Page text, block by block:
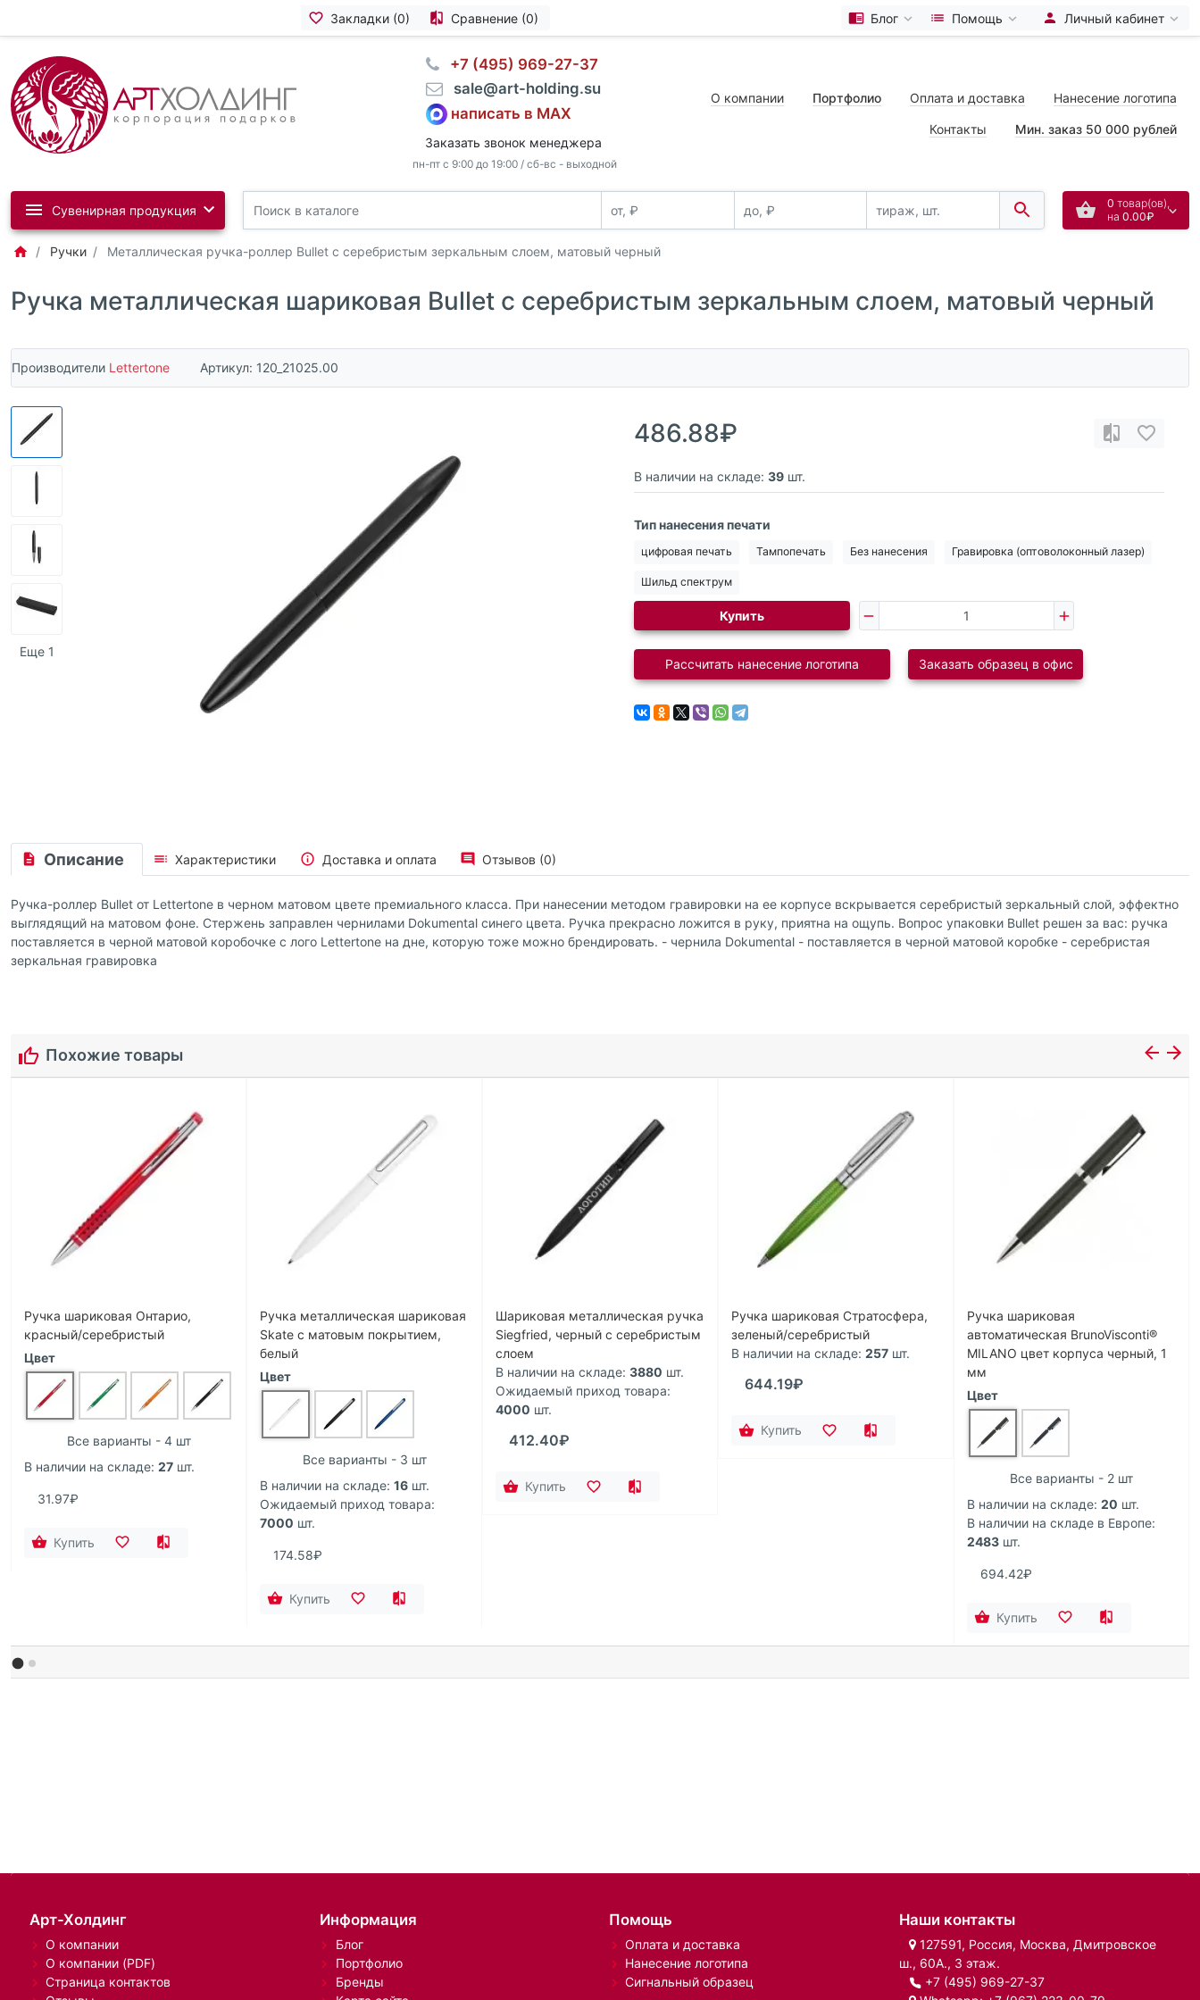
Закладки (0) Сравнение (0) Блог Помощь Личный кабинет
⠀+7 (495) 969-27-37
⠀sale@art-holding.su
написать в MAX
Заказать звонок менеджера
пн-пт с 9:00 до 19:00 / сб-вс - выходной
О компании Портфолио Оплата и доставка Нанесение логотипа
Контакты Мин. заказ 50 000 рублей
0 товар(ов),
на 0.00₽
Сувенирная продукция
Ручки Металлическая ручка-роллер Bullet с серебристым зеркальным слоем, матовый черный
Ручка металлическая шариковая Bullet с серебристым зеркальным слоем, матовый черный
Производители Lettertone Артикул: 120_21025.00
Еще 1
486.88₽
В наличии на складе: 39 шт.
Тип нанесения печати
цифровая печать Тампопечать Без нанесения Гравировка (оптоволоконный лазер)
Шильд спектрум
Купить
Рассчитать нанесение логотипа Заказать образец в офис
Описание Характеристики Доставка и оплата Отзывов (0)
Ручка-роллер Bullet от Lettertone в черном матовом цвете премиального класса. При нанесении методом гравировки на ее корпусе вскрывается серебристый зеркальный слой, эффектно
выглядящий на матовом фоне. Стержень заправлен чернилами Dokumental синего цвета. Ручка прекрасно ложится в руку, приятна на ощупь. Вопрос упаковки Bullet решен за вас: ручка
поставляется в черной матовой коробочке с лого Lettertone на дне, которую тоже можно брендировать. - чернила Dokumental - поставляется в черной матовой коробке - серебристая
зеркальная гравировка
Похожие товары
Ручка шариковая Онтарио,
красный/серебристый
Цвет
Все варианты - 4 шт
В наличии на складе: 27 шт.
31.97₽
Купить
Ручка металлическая шариковая
Skate с матовым покрытием,
белый
Цвет
Все варианты - 3 шт
В наличии на складе: 16 шт.
Ожидаемый приход товара:
7000 шт.
174.58₽
Купить
Шариковая металлическая ручка
Siegfried, черный с серебристым
слоем
В наличии на складе: 3880 шт.
Ожидаемый приход товара:
4000 шт.
412.40₽
Купить
Ручка шариковая Стратосфера,
зеленый/серебристый
В наличии на складе: 257 шт.
644.19₽
Купить
Ручка шариковая
автоматическая BrunoVisconti®
MILANO цвет корпуса черный, 1
мм
Цвет
Все варианты - 2 шт
В наличии на складе: 20 шт.
В наличии на складе в Европе:
2483 шт.
694.42₽
Купить
Арт-Холдинг
О компании
О компании (PDF)
Страница контактов
Информация
Блог
Портфолио
Бренды
Помощь
Оплата и доставка
Нанесение логотипа
Сигнальный образец
Наши контакты
127591, Россия, Москва, Дмитровское
ш., 60А., 3 этаж.
+7 (495) 969-27-37